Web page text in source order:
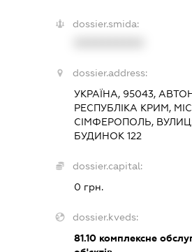
dossier.smida:
dossier.address:
УКРАЇНА, 95043,
РЕСПУБЛІКА КРИМ,
СІМФЕРОПОЛЬ,
БУДИНОК 122
dossier.capital:
0 грн.
dossier.kveds:
81.10комплексне